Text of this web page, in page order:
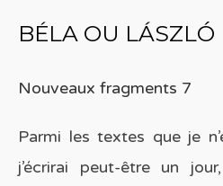
BÉLA OU LÁSZLÓ
Nouveaux fragments 7
Parmi les textes que je
j’écrirai peut-être un